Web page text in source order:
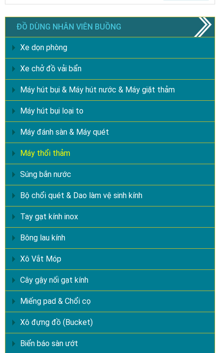
ĐỒ DÙNG NHÂN VIÊN BUỒNG
Xe dọn phòng
Xe chở đồ vải bẩn
Máy hút bụi & Máy hút nước & Máy giặt thảm
Máy hút bụi loại to
Máy đánh sàn & Máy quét
Máy thổi thảm
Súng bắn nước
Bộ chổi quét & Dao làm vệ sinh kính
Tay gạt kính inox
Bông lau kính
Xô Vắt Móp
Cây gậy nối gạt kính
Miếng pad & Chổi cọ
Xô đựng đồ (Bucket)
Biển báo sàn ướt